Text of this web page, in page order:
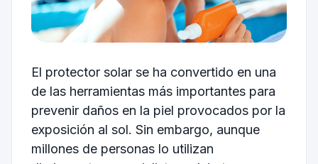
El protector solar se ha convertido en una
de las herramientas más importantes para
prevenir daños en la piel provocados por la
exposición al sol. Sin embargo, aunque
millones de personas lo utilizan